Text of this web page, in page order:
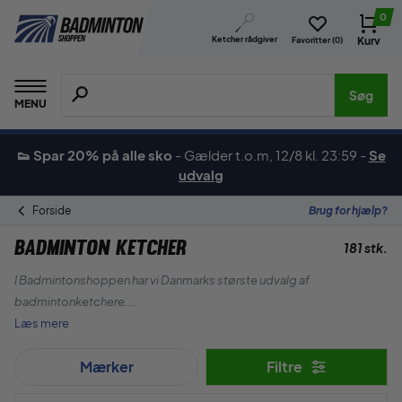
Ketcher rådgiver Favoritter (0)
0
Kurv
MENU
Søg efter produkter, mærker etc.
Søg
👟 Spar 20% på alle sko - Gælder t.o.m, 12/8 kl. 23:59 - Se
udvalg
Forside Brug for hjælp?
Badminton Ketcher 181 stk.
I Badmintonshoppen har vi Danmarks største udvalg af
badmintonketchere.
samt vores eget mærke ZERV.
Læs mere
Mærker Filtre